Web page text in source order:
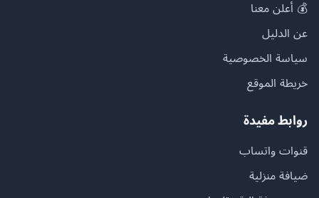
💰 أعلن معنا
عن الدليل
سياسة الخصوصية
خريطة الموقع
روابط مفيدة
قنوات واتساب
ضيافة منزلية